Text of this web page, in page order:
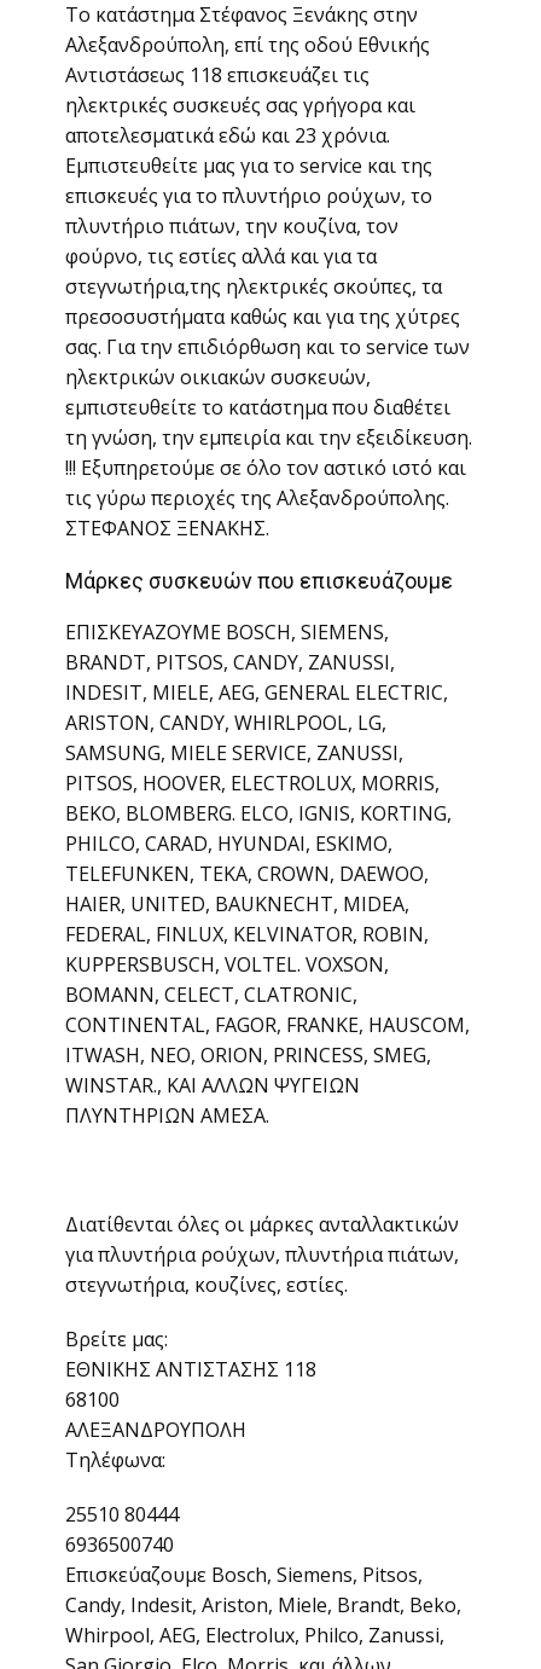
Το κατάστημα Στέφανος Ξενάκης στην
Αλεξανδρούπολη, επί της οδού Εθνικής
Αντιστάσεως 118 επισκευάζει τις
ηλεκτρικές συσκευές σας γρήγορα και
αποτελεσματικά εδώ και 23 χρόνια.
Εμπιστευθείτε μας για το service και της
επισκευές για το πλυντήριο ρούχων, το
πλυντήριο πιάτων, την κουζίνα, τον
φούρνο, τις εστίες αλλά και για τα
στεγνωτήρια,της ηλεκτρικές σκούπες, τα
πρεσοσυστήματα καθώς και για της χύτρες
σας. Για την επιδιόρθωση και το service των
ηλεκτρικών οικιακών συσκευών,
εμπιστευθείτε το κατάστημα που διαθέτει
τη γνώση, την εμπειρία και την εξειδίκευση.
!!! Εξυπηρετούμε σε όλο τον αστικό ιστό και
τις γύρω περιοχές της Αλεξανδρούπολης.
ΣΤΕΦΑΝΟΣ ΞΕΝΑΚΗΣ.
Μάρκες συσκευών που επισκευάζουμε
ΕΠΙΣΚΕΥΑΖΟΥΜΕ BOSCH, SIEMENS,
BRANDT, PITSOS, CANDY, ZANUSSI,
INDESIT, MIELE, AEG, GENERAL ELECTRIC,
ARISTON, CANDY, WHIRLPOOL, LG,
SAMSUNG, MIELE SERVICE, ZANUSSI,
PITSOS, HOOVER, ELECTROLUX, MORRIS,
BEKO, BLOMBERG. ELCO, IGNIS, KORTING,
PHILCO, CARAD, HYUNDAI, ESKIMO,
TELEFUNKEN, TEKA, CROWN, DAEWOO,
HAIER, UNITED, BAUKNECHT, MIDEA,
FEDERAL, FINLUX, KELVINATOR, ROBIN,
KUPPERSBUSCH, VOLTEL. VOXSON,
BOMANN, CELECT, CLATRONIC,
CONTINENTAL, FAGOR, FRANKE, HAUSCOM,
ITWASH, NEO, ORION, PRINCESS, SMEG,
WINSTAR., ΚΑΙ ΑΛΛΩΝ ΨΥΓΕΙΩΝ
ΠΛΥΝΤΗΡΙΩΝ ΑΜΕΣΑ.
Διατίθενται όλες οι μάρκες ανταλλακτικών
για πλυντήρια ρούχων, πλυντήρια πιάτων,
στεγνωτήρια, κουζίνες, εστίες.
Βρείτε μας:
ΕΘΝΙΚΗΣ ΑΝΤΙΣΤΑΣΗΣ 118
68100
ΑΛΕΞΑΝΔΡΟΥΠΟΛΗ
Τηλέφωνα:
25510 80444
6936500740
Επισκεύαζουμε Bosch, Siemens, Pitsos,
Candy, Indesit, Ariston, Miele, Brandt, Beko,
Whirpool, AEG, Electrolux, Philco, Zanussi,